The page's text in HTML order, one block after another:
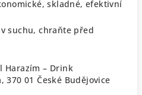
skladné, efektivní
suchu, chraňte před
Harazím – Drink
370 01 České Budějovice